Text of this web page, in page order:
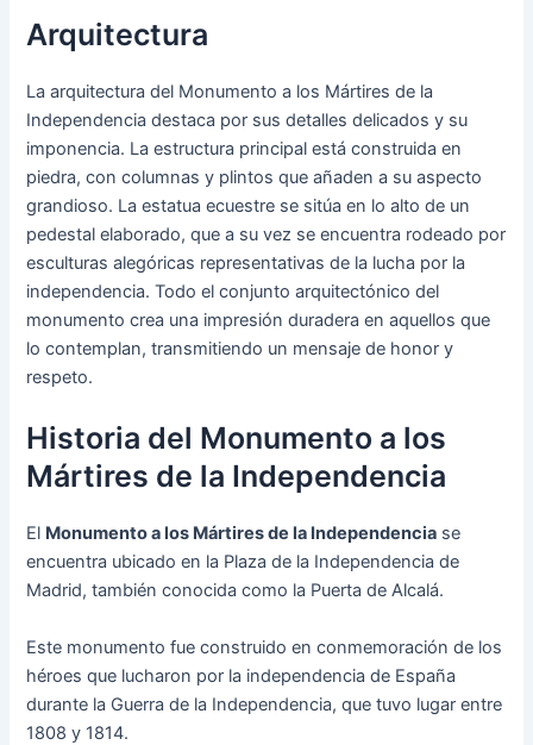
Arquitectura
La arquitectura del Monumento a los Mártires de la
Independencia destaca por sus detalles delicados y su
imponencia. La estructura principal está construida en
piedra, con columnas y plintos que añaden a su aspecto
grandioso. La estatua ecuestre se sitúa en lo alto de un
pedestal elaborado, que a su vez se encuentra rodeado por
esculturas alegóricas representativas de la lucha por la
independencia. Todo el conjunto arquitectónico del
monumento crea una impresión duradera en aquellos que
lo contemplan, transmitiendo un mensaje de honor y
respeto.
Historia del Monumento a los
Mártires de la Independencia
El Monumento a los Mártires de la Independencia se
encuentra ubicado en la Plaza de la Independencia de
Madrid, también conocida como la Puerta de Alcalá.
Este monumento fue construido en conmemoración de los
héroes que lucharon por la independencia de España
durante la Guerra de la Independencia, que tuvo lugar entre
1808 y 1814.